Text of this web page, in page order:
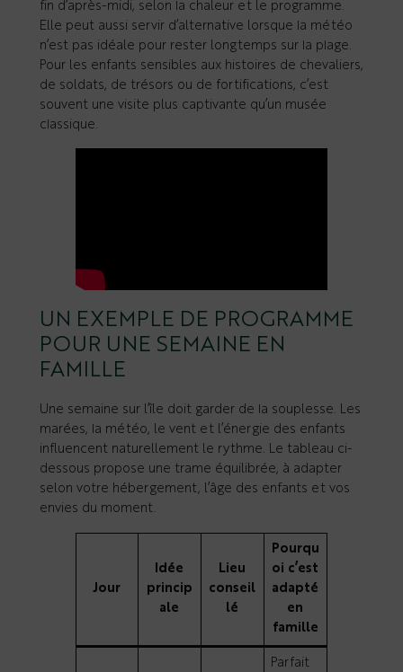
fin d’après-midi, selon la chaleur et le programme.
Elle peut aussi servir d’alternative lorsque la météo
n’est pas idéale pour rester longtemps sur la plage.
Pour les enfants sensibles aux histoires de chevaliers,
de soldats, de trésors ou de fortifications, c’est
souvent une visite plus captivante qu’un musée
classique.
UN EXEMPLE DE PROGRAMME
POUR UNE SEMAINE EN
FAMILLE
Une semaine sur l’île doit garder de la souplesse. Les
marées, la météo, le vent et l’énergie des enfants
influencent naturellement le rythme. Le tableau ci-
dessous propose une trame équilibrée, à adapter
selon votre hébergement, l’âge des enfants et vos
envies du moment.
Jour
Idée
princip
ale
Lieu
conseil
lé
Pourqu
oi c’est
adapté
en
famille
Parfait